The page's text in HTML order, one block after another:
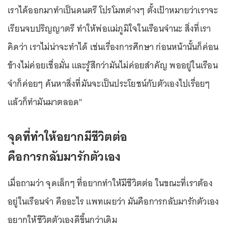
เราได้ออกมาทำเป็นดนตรี โปรโมทต่างๆ ตั้งเป้าหมายว่าเราจะ
เรียนจบปริญญาตรี ทำให้พ่อแม่ภูมิใจในเรือนจำนะ สิ่งที่เรา
คิดว่า เราไม่น่าจะทำได้ เช่นเรื่องการศึกษา ก่อนหน้านั้นก็ค่อน
ข้างไม่ค่อยเชื่อมั่น และรู้สึกว่ามันไม่ค่อยสำคัญ พออยู่ในเรือน
จำก็ค่อยๆ ค้นหาสิ่งที่มันจะเป็นประโยชน์กับตัวเองไปเรื่อยๆ
แล้วก็ทำมันมาตลอด"
จุดที่ทำให้อยากมีชีวิตต่อ
คือการกลับมารักตัวเอง
เมื่อถามว่า จุดเล็กๆ ที่อยากทำให้มีชีวิตต่อ ในขณะที่เราต้อง
อยู่ในเรือนจำ คืออะไร แพทเผยว่า มันคือการกลับมารักตัวเอง
อยากให้ชีวิตตัวเองดีขึ้นกว่าเดิม